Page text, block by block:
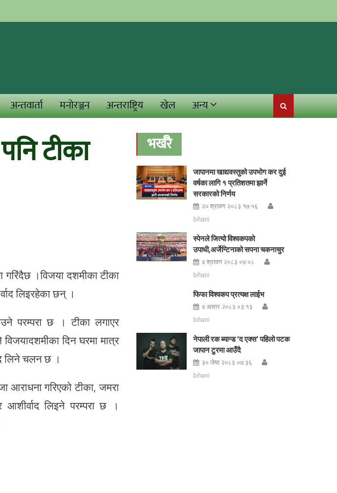
अन्तवार्ता मनोरञ्जन अन्तराष्ट्रिय खेल अन्य
टीका
गरिंदैछ ।विजया दशमीका टीका
लिइरहेका छन् ।
परम्परा छ । टीका लगाएर
दिन घरमा मात्र
लिने चलन छ ।
आराधना गरिएको टीका, जमरा
लिइने परम्परा छ ।
भर्खरै
जापानमा खाद्यवस्तुको उपभोग कर दुई
वर्षका लागि १ प्रतिशतमा झार्ने
सरकारको निर्णय
२० श्रावण २०८३ १७:५६
bihani
स्पेनले जित्यो विश्वकपको
उपाधी,अर्जेन्टिनाको सपना चकनाचुर
४ श्रावण २०८३ ०४:०८
bihani
फिफा विश्वकप प्रत्यक्ष लाईभ
४ असार २०८३ ०३:१३
bihani
नेपाली रक ब्यान्ड ‘द एक्स’ पहिलो पटक
जापान टुरमा आउँदै
३० जेष्ठ २०८३ ०७:३६
bihani